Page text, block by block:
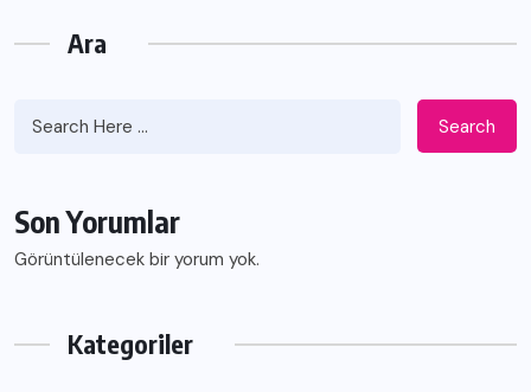
Ara
Search
Son Yorumlar
Görüntülenecek bir yorum yok.
Kategoriler